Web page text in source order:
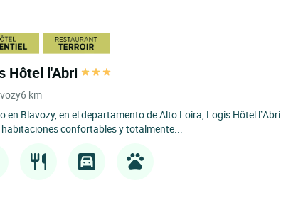
Hôtel l'Abri
6 km
en Blavozy, en el departamento de Alto Loira, Logis Hôtel l’Abri
confortables y totalmente...